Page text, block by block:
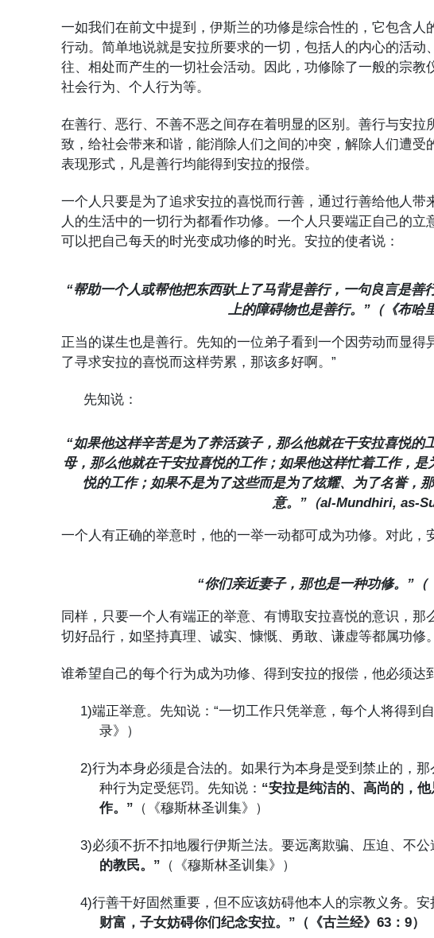
一如我们在前文中提到，伊斯兰的功修是综合性的，它包含人
行动。简单地说就是安拉所要求的一切，包括人的内心的活动
往、相处而产生的一切社会活动。因此，功修除了一般的宗教
社会行为、个人行为等。
在善行、恶行、不善不恶之间存在着明显的区别。善行与安拉
致，给社会带来和谐，能消除人们之间的冲突，解除人们遭受
表现形式，凡是善行均能得到安拉的报偿。
一个人只要是为了追求安拉的喜悦而行善，通过行善给他人带
人的生活中的一切行为都看作功修。一个人只要端正自己的
可以把自己每天的时光变成功修的时光。安拉的使者说：
“帮助一个人或帮他把东西驮上了马背是善行，一句良言是善
上的障碍物也是善行。”（《布哈
正当的谋生也是善行。先知的一位弟子看到一个因劳动而显得
了寻求安拉的喜悦而这样劳累，那该多好啊。”
先知说：
“如果他这样辛苦是为了养活孩子，那么他就在干安拉喜悦的
母，那么他就在干安拉喜悦的工作；如果他这样忙着工作，
悦的工作；如果不是为了这些而是为了炫耀、为了名誉，
意。”（al-Mundhiri, as-
一个人有正确的举意时，他的一举一动都可成为功修。对此，
“你们亲近妻子，那也是一种功修。”（
同样，只要一个人有端正的举意、有博取安拉喜悦的意识，那
切好品行，如坚持真理、诚实、慷慨、勇敢、谦虚等都属功修。
谁希望自己的每个行为成为功修、得到安拉的报偿，他必须达
1)端正举意。先知说：“一切工作只凭举意，每个人将得到
录》）
2)行为本身必须是合法的。如果行为本身是受到禁止的，
种行为定受惩罚。先知说： “安拉是纯洁的、高尚的，
作。” （《穆斯林圣训集》）
3)必须不折不扣地履行伊斯兰法。要远离欺骗、压迫、不公
的教民。” （《穆斯林圣训集》）
4)行善干好固然重要，但不应该妨碍他本人的宗教义务。安
财富，子女妨碍你们纪念安拉。”（《古兰经》 63 ：9）